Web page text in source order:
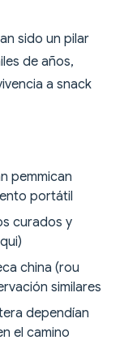
sido un pilar
de años,
a snack
pemmican
portátil
curados y
china (rou
similares
dependían
el camino